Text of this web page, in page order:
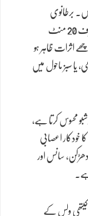
برطانوی
نشریاتی ادارے بی بی سی کی رپورٹ کے مطابق صرف 20 منٹ
اثرات ظاہر ہو
یا سبز ماحول میں
محسوس کرتا ہے،
خودکار اعصابی
سانس اور
کیتھی ولس کے